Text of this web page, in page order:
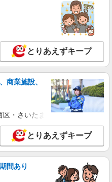
とりあえずキープ
商業施設、
・さいたま市岩槻区・久喜市・
とりあえずキープ
間あり